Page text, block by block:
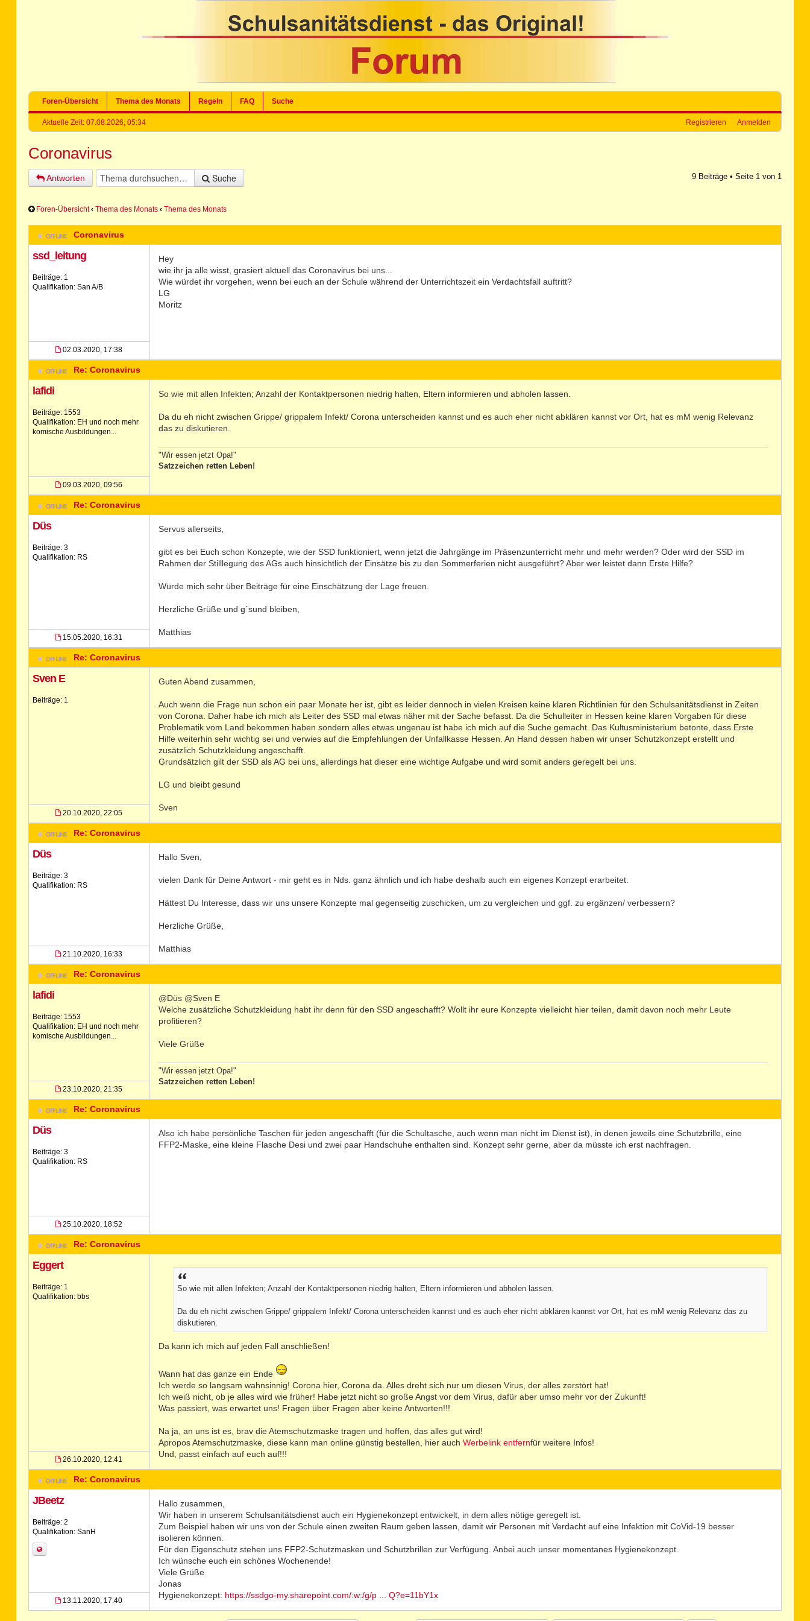
Foren-Übersicht Thema des Monats Regeln FAQ Suche
Aktuelle Zeit: 07.08.2026, 05:34 Registrieren Anmelden
Coronavirus
Antworten Suche 9 Beiträge • Seite 1von 1
Foren-Übersicht ‹ Thema des Monats ‹ Thema des Monats
Coronavirus
ssd_leitung
Beiträge: 1
Qualifikation: San A/B
02.03.2020, 17:38
Hey
wie ihr ja alle wisst, grasiert aktuell das Coronavirus bei uns...
Wie würdet ihr vorgehen, wenn bei euch an der Schule während der Unterrichtszeit ein Verdachtsfall auftritt?
LG
Moritz
Re: Coronavirus
lafidi
Beiträge: 1553
Qualifikation: EH und noch mehr
komische Ausbildungen...
09.03.2020, 09:56
So wie mit allen Infekten; Anzahl der Kontaktpersonen niedrig halten, Eltern informieren und abholen lassen.
Da du eh nicht zwischen Grippe/ grippalem Infekt/ Corona unterscheiden kannst und es auch eher nicht abklären kannst vor Ort, hat es mM wenig Relevanz
das zu diskutieren.
"Wir essen jetzt Opa!"
Satzzeichen retten Leben!
Re: Coronavirus
Düs
Beiträge: 3
Qualifikation: RS
15.05.2020, 16:31
Servus allerseits,
gibt es bei Euch schon Konzepte, wie der SSD funktioniert, wenn jetzt die Jahrgänge im Präsenzunterricht mehr und mehr werden? Oder wird der SSD im
Rahmen der Stilllegung des AGs auch hinsichtlich der Einsätze bis zu den Sommerferien nicht ausgeführt? Aber wer leistet dann Erste Hilfe?
Würde mich sehr über Beiträge für eine Einschätzung der Lage freuen.
Herzliche Grüße und g´sund bleiben,
Matthias
Re: Coronavirus
Sven E
Beiträge: 1
20.10.2020, 22:05
Guten Abend zusammen,
Auch wenn die Frage nun schon ein paar Monate her ist, gibt es leider dennoch in vielen Kreisen keine klaren Richtlinien für den Schulsanitätsdienst in Zeiten
von Corona. Daher habe ich mich als Leiter des SSD mal etwas näher mit der Sache befasst. Da die Schulleiter in Hessen keine klaren Vorgaben für diese
Problematik vom Land bekommen haben sondern alles etwas ungenau ist habe ich mich auf die Suche gemacht. Das Kultusministerium betonte, dass Erste
Hilfe weiterhin sehr wichtig sei und verwies auf die Empfehlungen der Unfallkasse Hessen. An Hand dessen haben wir unser Schutzkonzept erstellt und
zusätzlich Schutzkleidung angeschafft.
Grundsätzlich gilt der SSD als AG bei uns, allerdings hat dieser eine wichtige Aufgabe und wird somit anders geregelt bei uns.
LG und bleibt gesund
Sven
Re: Coronavirus
Düs
Beiträge: 3
Qualifikation: RS
21.10.2020, 16:33
Hallo Sven,
vielen Dank für Deine Antwort - mir geht es in Nds. ganz ähnlich und ich habe deshalb auch ein eigenes Konzept erarbeitet.
Hättest Du Interesse, dass wir uns unsere Konzepte mal gegenseitig zuschicken, um zu vergleichen und ggf. zu ergänzen/ verbessern?
Herzliche Grüße,
Matthias
Re: Coronavirus
lafidi
Beiträge: 1553
Qualifikation: EH und noch mehr
komische Ausbildungen...
23.10.2020, 21:35
@Düs @Sven E
Welche zusätzliche Schutzkleidung habt ihr denn für den SSD angeschafft? Wollt ihr eure Konzepte vielleicht hier teilen, damit davon noch mehr Leute
profitieren?
Viele Grüße
"Wir essen jetzt Opa!"
Satzzeichen retten Leben!
Re: Coronavirus
Düs
Beiträge: 3
Qualifikation: RS
25.10.2020, 18:52
Also ich habe persönliche Taschen für jeden angeschafft (für die Schultasche, auch wenn man nicht im Dienst ist), in denen jeweils eine Schutzbrille, eine
FFP2-Maske, eine kleine Flasche Desi und zwei paar Handschuhe enthalten sind. Konzept sehr gerne, aber da müsste ich erst nachfragen.
Re: Coronavirus
Eggert
Beiträge: 1
Qualifikation: bbs
26.10.2020, 12:41
So wie mit allen Infekten; Anzahl der Kontaktpersonen niedrig halten, Eltern informieren und abholen lassen.
Da du eh nicht zwischen Grippe/ grippalem Infekt/ Corona unterscheiden kannst und es auch eher nicht abklären kannst vor Ort, hat es mM wenig Relevanz das zu
diskutieren.
Da kann ich mich auf jeden Fall anschließen!
Wann hat das ganze ein Ende
Ich werde so langsam wahnsinnig! Corona hier, Corona da. Alles dreht sich nur um diesen Virus, der alles zerstört hat!
Ich weiß nicht, ob je alles wird wie früher! Habe jetzt nicht so große Angst vor dem Virus, dafür aber umso mehr vor der Zukunft!
Was passiert, was erwartet uns! Fragen über Fragen aber keine Antworten!!!
Na ja, an uns ist es, brav die Atemschutzmaske tragen und hoffen, das alles gut wird!
Apropos Atemschutzmaske, diese kann man online günstig bestellen, hier auch Werbelink entfernfür weitere Infos!
Und, passt einfach auf euch auf!!!
Re: Coronavirus
JBeetz
Beiträge: 2
Qualifikation: SanH
13.11.2020, 17:40
Hallo zusammen,
Wir haben in unserem Schulsanitätsdienst auch ein Hygienekonzept entwickelt, in dem alles nötige geregelt ist.
Zum Beispiel haben wir uns von der Schule einen zweiten Raum geben lassen, damit wir Personen mit Verdacht auf eine Infektion mit CoVid-19 besser
isolieren können.
Für den Eigenschutz stehen uns FFP2-Schutzmasken und Schutzbrillen zur Verfügung. Anbei auch unser momentanes Hygienekonzept.
Ich wünsche euch ein schönes Wochenende!
Viele Grüße
Jonas
Hygienekonzept: https://ssdgo-my.sharepoint.com/:w:/g/p ... Q?e=11bY1x